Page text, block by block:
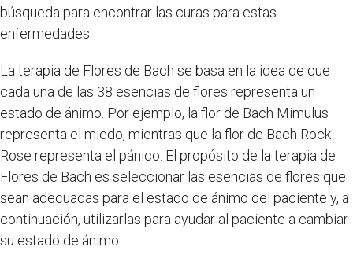
búsqueda para encontrar las curas para estas
enfermedades.
La terapia de Flores de Bach se basa en la idea de que
cada una de las 38 esencias de flores representa un
estado de ánimo. Por ejemplo, la flor de Bach Mimulus
representa el miedo, mientras que la flor de Bach Rock
Rose representa el pánico. El propósito de la terapia de
Flores de Bach es seleccionar las esencias de flores que
sean adecuadas para el estado de ánimo del paciente y, a
continuación, utilizarlas para ayudar al paciente a cambiar
su estado de ánimo.